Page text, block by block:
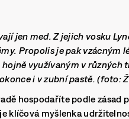
jen med. Z jejich vosku
Propolis je pak vzácným
využívaným v různých
i v zubní pastě. (foto:
hospodaříte podle zásad
klíčová myšlenka